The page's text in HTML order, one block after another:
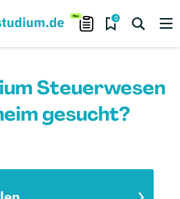
0
Steuerwesen
gesucht?